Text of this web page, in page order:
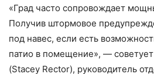
«Град часто сопровождает
Получив штормовое
под навес, если есть
патио в помещение», —
(Stacey Rector), руководитель